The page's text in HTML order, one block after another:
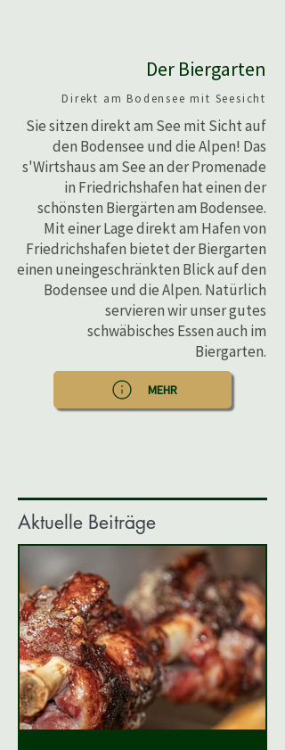
Der Biergarten
Direkt am Bodensee mit Seesicht
Sie sitzen direkt am See mit Sicht auf
den Bodensee und die Alpen! Das
s'Wirtshaus am See an der Promenade
in Friedrichshafen hat einen der
schönsten Biergärten am Bodensee.
Mit einer Lage direkt am Hafen von
Friedrichshafen bietet der Biergarten
einen uneingeschränkten Blick auf den
Bodensee und die Alpen. Natürlich
servieren wir unser gutes
schwäbisches Essen auch im
Biergarten.
MEHR
Aktuelle Beiträge